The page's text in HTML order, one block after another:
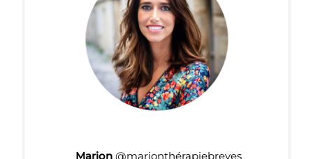
Marion @marionthérapiebreves